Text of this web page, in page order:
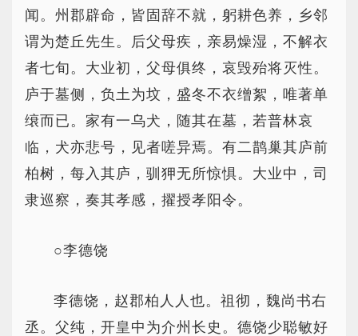
闻。州郡辟命，皆固辞不就，躬耕色养，乡邻
谓为楚丘先生。后父母疾，亲易燥湿，不解衣
者七旬。大业初，父母俱终，哀毁殆将灭性。
庐于墓侧，负土为坟，盛冬不衣缯絮，唯著单
缞而已。家有一乌犬，随其在墓，若普林哀
临，犬亦悲号，见者嗟异焉。有二鹊巢其庐前
柏树，每入其庐，驯狎无所惊惧。大业中，司
隶巡察，奏其孝感，擢授孝阳令。
○李德饶
李德饶，赵郡柏人人也。祖彻，魏尚书右
丞。父纯，开皇中为介州长史。德饶少聪敏好